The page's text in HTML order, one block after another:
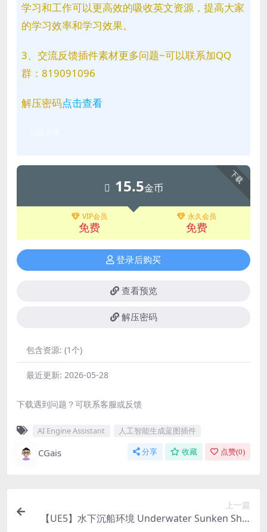
学习和工作可以更高效的吸收英文资源，提高大家
的学习效率和学习效果。
3、交流反馈插件素材更多问题~可以联系加QQ
群：819091096
解压密码点击查看
下载
15.5金币
VIP会员
免费
永久会员
免费
登录后购买
查看预览
解压密码
包含资源: (1个)
最近更新: 2026-05-28
下载遇到问题？可联系客服或反馈
AI Engine Assistant 人工智能生成蓝图插件
CGais 分享 收藏 点赞(0)
上一篇
【UE5】水下沉船环境 Underwater Sunken Ship